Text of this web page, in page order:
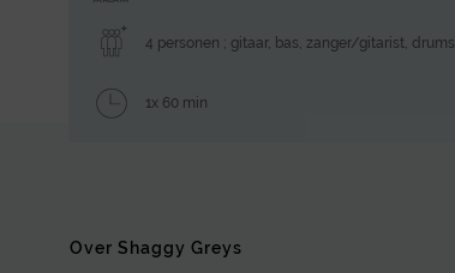
4 personen ; gitaar, bas, zanger/gitarist, drums
1x 60 min
Over Shaggy Greys